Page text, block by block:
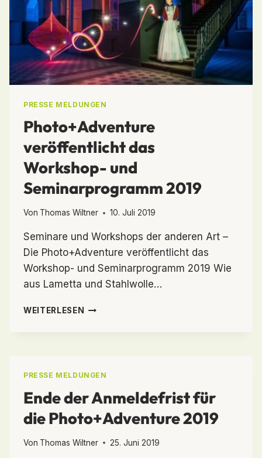
PRESSE MELDUNGEN
Photo+Adventure
veröffentlicht das
Workshop- und
Seminarprogramm 2019
Von Thomas Wiltner 10. Juli 2019
Seminare und Workshops der anderen Art –
Die Photo+Adventure veröffentlicht das
Workshop- und Seminarprogramm 2019 Wie
aus Lametta und Stahlwolle…
WEITERLESEN
PHOTO+ADVENTURE
PRESSE MELDUNGEN
Ende der Anmeldefrist für
die Photo+Adventure 2019
Von Thomas Wiltner 25. Juni 2019